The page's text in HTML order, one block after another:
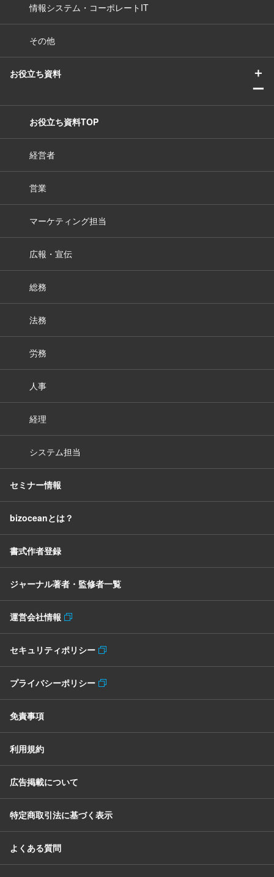
情報システム・コーポレートIT
その他
お役立ち資料
＋
ー
お役立ち資料TOP
経営者
営業
マーケティング担当
広報・宣伝
総務
法務
労務
人事
経理
システム担当
セミナー情報
bizoceanとは？
書式作者登録
ジャーナル著者・監修者一覧
運営会社情報
セキュリティポリシー
プライバシーポリシー
免責事項
利用規約
広告掲載について
特定商取引法に基づく表示
よくある質問